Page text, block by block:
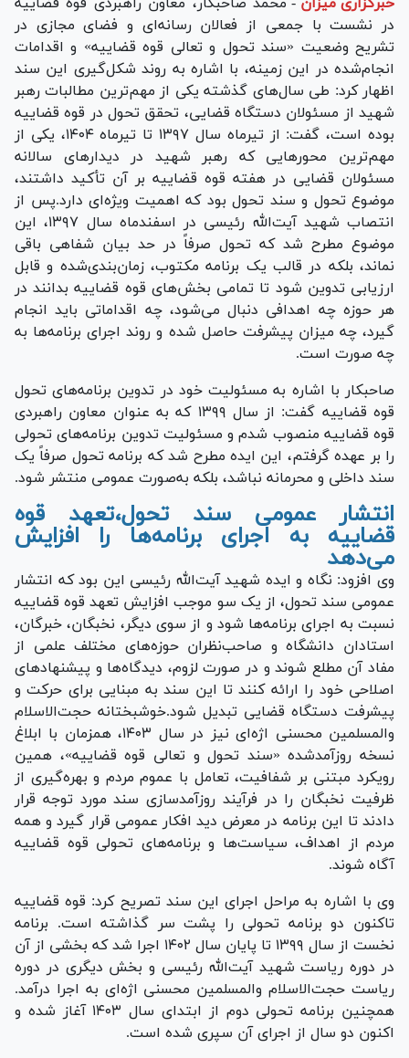
در نشست با جمعی از فعالان رسانه‌ای و فضای مجازی در
تشریح وضعیت «سند تحول و تعالی قوه قضاییه» و اقدامات
انجام‌شده در این زمینه، با اشاره به روند شکل‌گیری این سند
اظهار کرد: طی سال‌های گذشته یکی از مهم‌ترین مطالبات رهبر
شهید از مسئولان دستگاه قضایی، تحقق تحول در قوه قضاییه
بوده است، گفت: از تیرماه سال ۱۳۹۷ تا تیرماه ۱۴۰۴، یکی از
مهم‌ترین محور‌هایی که رهبر شهید در دیدار‌های سالانه
مسئولان قضایی در هفته قوه قضاییه بر آن تأکید داشتند،
موضوع تحول و سند تحول بود که اهمیت ویژه‌ای دارد.پس از
انتصاب شهید آیت‌الله رئیسی در اسفندماه سال ۱۳۹۷، این
موضوع مطرح شد که تحول صرفاً در حد بیان شفاهی باقی
نماند، بلکه در قالب یک برنامه مکتوب، زمان‌بندی‌شده و قابل
ارزیابی تدوین شود تا تمامی بخش‌های قوه قضاییه بدانند در
هر حوزه چه اهدافی دنبال می‌شود، چه اقداماتی باید انجام
گیرد، چه میزان پیشرفت حاصل شده و روند اجرای برنامه‌ها به
چه صورت است.
صاحبکار با اشاره به مسئولیت خود در تدوین برنامه‌های تحول
قوه قضاییه گفت: از سال ۱۳۹۹ که به عنوان معاون راهبردی
قوه قضاییه منصوب شدم و مسئولیت تدوین برنامه‌های تحولی
را بر عهده گرفتم، این ایده مطرح شد که برنامه تحول صرفاً یک
سند داخلی و محرمانه نباشد، بلکه به‌صورت عمومی منتشر شود.
انتشار عمومی سند تحول،تعهد قوه
قضاییه به اجرای برنامه‌ها را افزایش
می‌دهد
وی افزود: نگاه و ایده شهید آیت‌الله رئیسی این بود که انتشار
عمومی سند تحول، از یک سو موجب افزایش تعهد قوه قضاییه
نسبت به اجرای برنامه‌ها شود و از سوی دیگر، نخبگان، خبرگان،
استادان دانشگاه و صاحب‌نظران حوزه‌های مختلف علمی از
مفاد آن مطلع شوند و در صورت لزوم، دیدگاه‌ها و پیشنهاد‌های
اصلاحی خود را ارائه کنند تا این سند به مبنایی برای حرکت و
پیشرفت دستگاه قضایی تبدیل شود.خوشبختانه حجت‌الاسلام
والمسلمین محسنی اژه‌ای نیز در سال ۱۴۰۳، همزمان با ابلاغ
نسخه روزآمدشده «سند تحول و تعالی قوه قضاییه»، همین
رویکرد مبتنی بر شفافیت، تعامل با عموم مردم و بهره‌گیری از
ظرفیت نخبگان را در فرآیند روزآمدسازی سند مورد توجه قرار
دادند تا این برنامه در معرض دید افکار عمومی قرار گیرد و همه
مردم از اهداف، سیاست‌ها و برنامه‌های تحولی قوه قضاییه
آگاه شوند.
وی با اشاره به مراحل اجرای این سند تصریح کرد: قوه قضاییه
تاکنون دو برنامه تحولی را پشت سر گذاشته است. برنامه
نخست از سال ۱۳۹۹ تا پایان سال ۱۴۰۲ اجرا شد که بخشی از آن
در دوره ریاست شهید آیت‌الله رئیسی و بخش دیگری در دوره
ریاست حجت‌الاسلام والمسلمین محسنی اژه‌ای به اجرا درآمد.
همچنین برنامه تحولی دوم از ابتدای سال ۱۴۰۳ آغاز شده و
اکنون دو سال از اجرای آن سپری شده است.